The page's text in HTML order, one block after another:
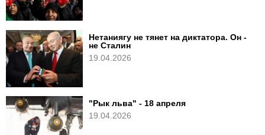
Нетаниягу не тянет на диктатора. Он -
не Сталин
19.04.2026
"Рык льва" - 18 апреля
19.04.2026